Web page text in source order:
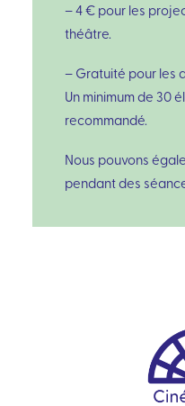
– 4 € pour les
théâtre.
– Gratuité pour les
Un minimum de 30
recommandé.
Nous pouvons
pendant des